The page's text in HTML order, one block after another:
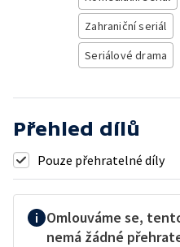
Zahraniční seriál
Seriálové drama
Přehled dílů
Pouze přehratelné díly
Omlouváme se,
nemá žádné